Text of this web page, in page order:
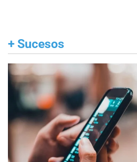
+ Sucesos